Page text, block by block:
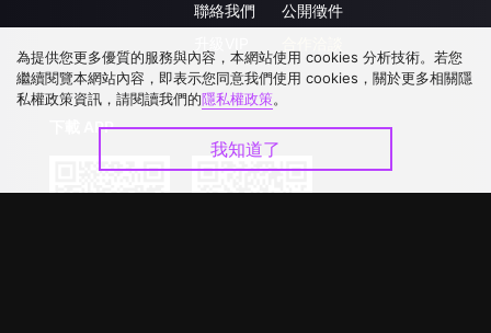
聯絡我們
公開徵件
下載 APP
為提供您更多優質的服務與內容，本網站使用 cookies 分析技術。若您
繼續閱覽本網站內容，即表示您同意我們使用 cookies，關於更多相關隱
私權政策資訊，請閱讀我們的隱私權政策。
我知道了